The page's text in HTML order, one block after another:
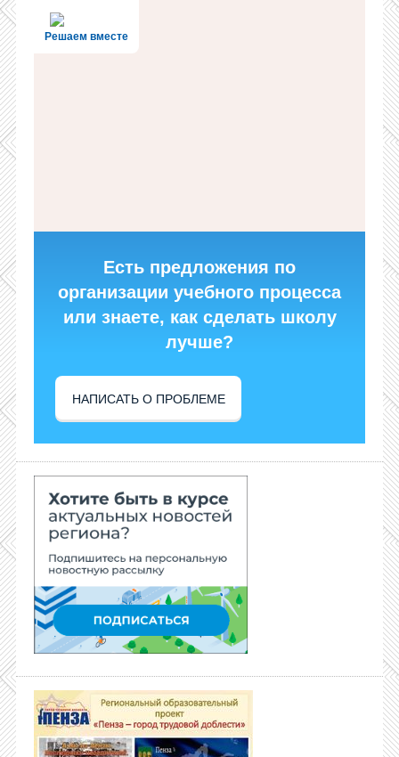
Решаем вместе
Есть предложения по
организации учебного процесса
или знаете, как сделать школу
лучше?
НАПИСАТЬ О ПРОБЛЕМЕ